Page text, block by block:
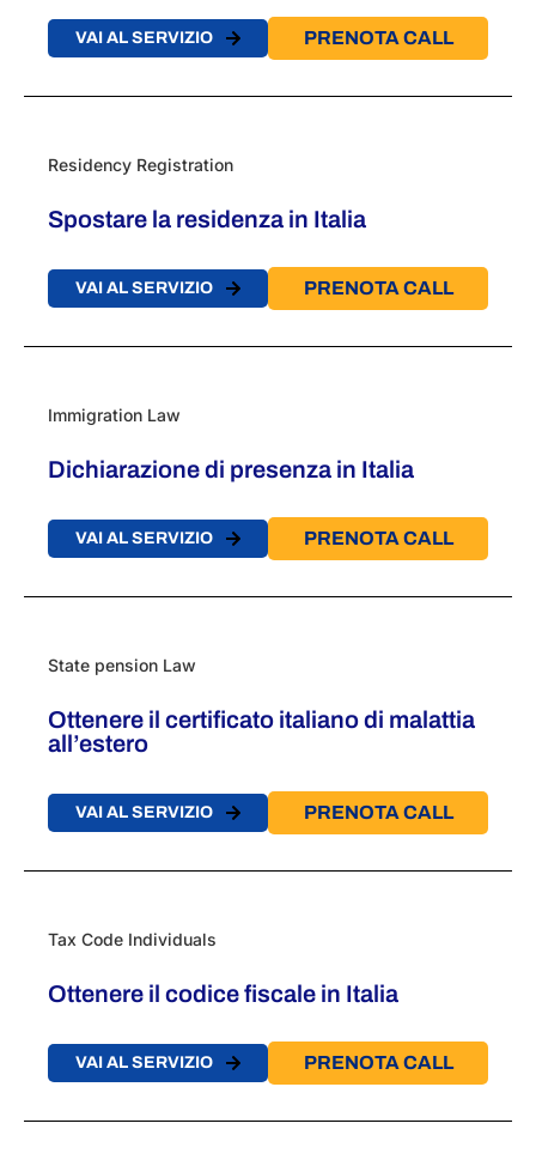
VAI AL SERVIZIO PRENOTA CALL
Residency Registration
Spostare la residenza in Italia
VAI AL SERVIZIO PRENOTA CALL
Immigration Law
Dichiarazione di presenza in Italia
VAI AL SERVIZIO PRENOTA CALL
State pension Law
Ottenere il certificato italiano di malattia
all’estero
VAI AL SERVIZIO PRENOTA CALL
Tax Code Individuals
Ottenere il codice fiscale in Italia
VAI AL SERVIZIO PRENOTA CALL